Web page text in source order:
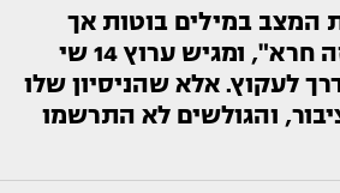
המצב במילים בוטות אך
כנות – "מלחמה זה חרא", ומגיש ערוץ 14 שי
לעקוץ. אלא שהניסיון שלו
והגולשים לא התרשמו